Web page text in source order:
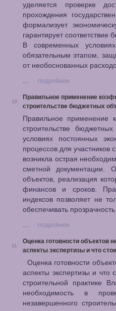
уделяется проверке
прохождения
формализует
гарантирует
В современных
обязательным этапом,
от необоснованных
...
подробнее
10.
Правильное применение
строительстве бюджетных
Правильное применение
строительстве
условиях постоянных
процессов для участников
возникла острая
сметной документации.
объектов, реализация
финансов и сроков.
индексов позволяет не
обеспечивать
...
подробнее
11.
Оценка готовности объектов
аспекты экспертизы и что
Оценка готовности
аспекты экспертизы и что
строительной практике
необходимость в
незавершенного